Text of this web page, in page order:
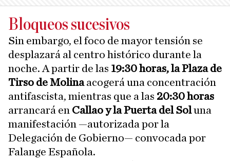
Bloqueos sucesivos
Sin embargo, el foco de mayor tensión se
desplazará al centro histórico durante la
noche. A partir de las 19:30horas, la Plaza de
Tirso de Molinaacogerá una concentración
antifascista, mientras que a las 20:30 horas
arrancará en Callao y la Puerta del Soluna
manifestación —autorizada por la
Delegación de Gobierno— convocada por
Falange Española.